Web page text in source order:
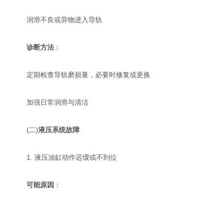
润滑不良或异物进入导轨
诊断方法 ：
定期检查导轨磨损量，必要时修复或更换
加强日常润滑与清洁
(二)液压系统故障
1. 液压油缸动作迟缓或不到位
可能原因 ：